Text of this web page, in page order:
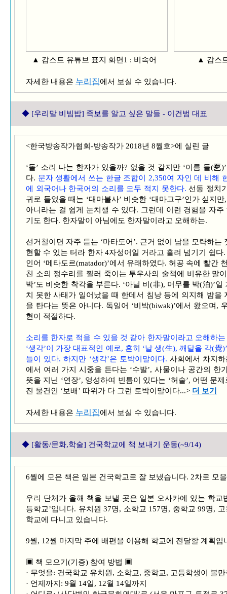
▲ 감스트 유튜브 표지 화면1 : 비속어 ▲ 감스트 유
자세한 내용은 누리집에서 보실 수 있습니다.
◆ [우리말 비빔밥] 족보를 알고 싶은 말들 - 이건범 대표
<한국방송작가협회-방송작가 2018년 8월호>에 실린 글
‘돌’ 소리 나는 한자가 있을까? 없을 것 같지만 ‘이름 돌(乭
다. 문자 생활에서 쓰는 한글 조합이 2,350여 자인 데 비해
에 외국어나 한국어의 소리를 모두 적지 못한다.선동 정치
귀로 들었을 때는 ‘대마불사’ 비슷한 ‘대마고구’인가 싶지
아니라는 걸 쉽게 눈치챌 수 있다. 그런데 이런 경험을 자
기도 한다. 한자말이 아님에도 한자말이라고 오해하는.
선거철이면 자주 듣는 ‘마타도어’. 근거 없이 남을 모략하
현할 수 있는 터라 한자 4자성어일 거라고 흘려 넘기기 쉽
인어 ‘메타도르(matador)’에서 유래하였다. 허공 속에 빨간
친 소의 정수리를 찔러 죽이는 투우사의 술책에 비유한 말
박’도 비슷한 착각을 부른다. ‘아닐 비(非), 머무를 박(泊)’
치 못한 사태가 일어났을 때 한데서 침낭 등에 의지해 밤을
을 탄다는 뜻은 아니다. 독일어 ‘비박(biwak)’에서 왔으며,
현이 적절하다.
소리를 한자로 적을 수 있을 것 같아 한자말이라고 오해하
‘생각’이 가장 대표적인 예로, 흔히 ‘날 생(生), 깨달을 각(
들이 있다. 하지만 ‘생각’은 토박이말이다. 사회에서 차지
에서 여러 가지 시중을 든다는 ‘수발’, 사물이나 공간의 한
뜻을 지닌 ‘연장’, 엉성하여 빈틈이 있다는 ‘허술’, 어떤 문
진 물건인 ‘보배’ 따위가 다 그런 토박이말이다...> 더 보기
자세한 내용은 누리집에서 보실 수 있습니다.
◆ [활동/문화,학술] 건국학교에 책 보내기 운동(~9/14)
6월에 모은 책은 일본 건국학교로 잘 보냈습니다. 2차로 모
우리 단체가 올해 책을 보낼 곳은 일본 오사카에 있는 학교
등학교’입니다. 유치원 37명, 소학교 157명, 중학교 99명,
학교에 다니고 있습니다.
9월, 12월 마지막 주에 배편을 이용해 학교에 전달할 계획입
▣ 책 모으기(기증) 참여 방법 ▣
· 무엇을: 건국학교 유치원, 소학교, 중학교, 고등학생이 볼
· 언제까지: 9월 14일, 12월 14일까지